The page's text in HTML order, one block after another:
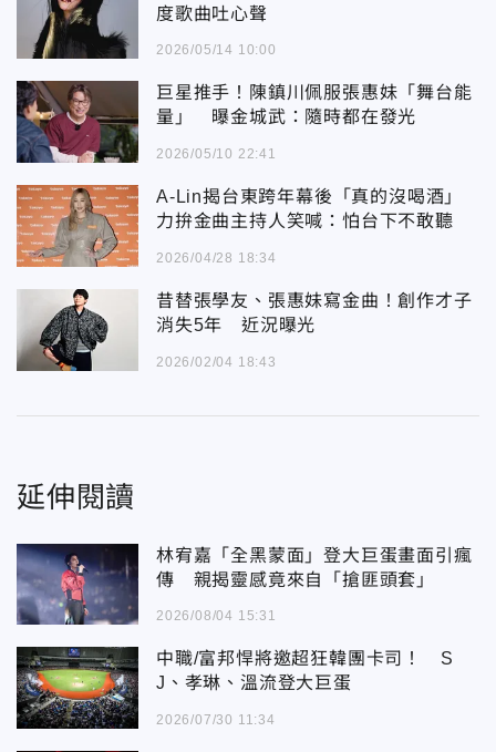
度歌曲吐心聲
2026/05/14 10:00
巨星推手！陳鎮川佩服張惠妹「舞台能
量」 曝金城武：隨時都在發光
2026/05/10 22:41
A-Lin揭台東跨年幕後「真的沒喝酒」
力拚金曲主持人笑喊：怕台下不敢聽
2026/04/28 18:34
昔替張學友、張惠妹寫金曲！創作才子
消失5年 近況曝光
2026/02/04 18:43
延伸閱讀
林宥嘉「全黑蒙面」登大巨蛋畫面引瘋
傳 親揭靈感竟來自「搶匪頭套」
2026/08/04 15:31
中職/富邦悍將邀超狂韓團卡司！ S
J、孝琳、溫流登大巨蛋
2026/07/30 11:34